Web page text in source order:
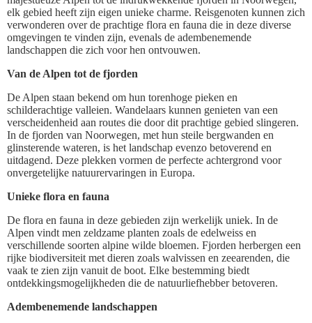
elk gebied heeft zijn eigen unieke charme. Reisgenoten kunnen zich
verwonderen over de prachtige flora en fauna die in deze diverse
omgevingen te vinden zijn, evenals de adembenemende
landschappen die zich voor hen ontvouwen.
Van de Alpen tot de fjorden
De Alpen staan bekend om hun torenhoge pieken en
schilderachtige valleien. Wandelaars kunnen genieten van een
verscheidenheid aan routes die door dit prachtige gebied slingeren.
In de fjorden van Noorwegen, met hun steile bergwanden en
glinsterende wateren, is het landschap evenzo betoverend en
uitdagend. Deze plekken vormen de perfecte achtergrond voor
onvergetelijke natuurervaringen in Europa.
Unieke flora en fauna
De flora en fauna in deze gebieden zijn werkelijk uniek. In de
Alpen vindt men zeldzame planten zoals de edelweiss en
verschillende soorten alpine wilde bloemen. Fjorden herbergen een
rijke biodiversiteit met dieren zoals walvissen en zeearenden, die
vaak te zien zijn vanuit de boot. Elke bestemming biedt
ontdekkingsmogelijkheden die de natuurliefhebber betoveren.
Adembenemende landschappen